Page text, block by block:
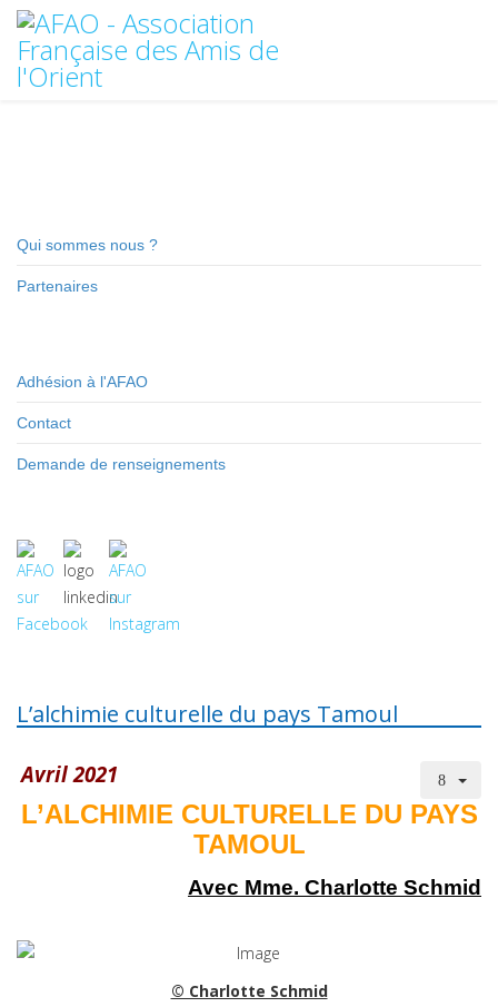
Qui sommes nous ?
Partenaires
Adhésion à l'AFAO
Contact
Demande de renseignements
L’alchimie culturelle du pays Tamoul
Avril 2021
L’ALCHIMIE CULTURELLE DU PAYS
TAMOUL
Avec Mme. Charlotte Schmid
© Charlotte Schmid